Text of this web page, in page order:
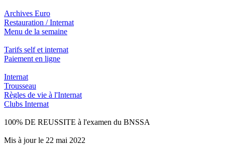
Archives Euro
Restauration / Internat
Menu de la semaine
Tarifs self et internat
Paiement en ligne
Internat
Trousseau
Règles de vie à l'Internat
Clubs Internat
100% DE REUSSITE à l'examen du BNSSA
Mis à jour le 22 mai 2022